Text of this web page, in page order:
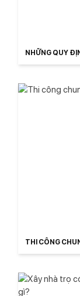
NHỮNG QUY
THI CÔNG